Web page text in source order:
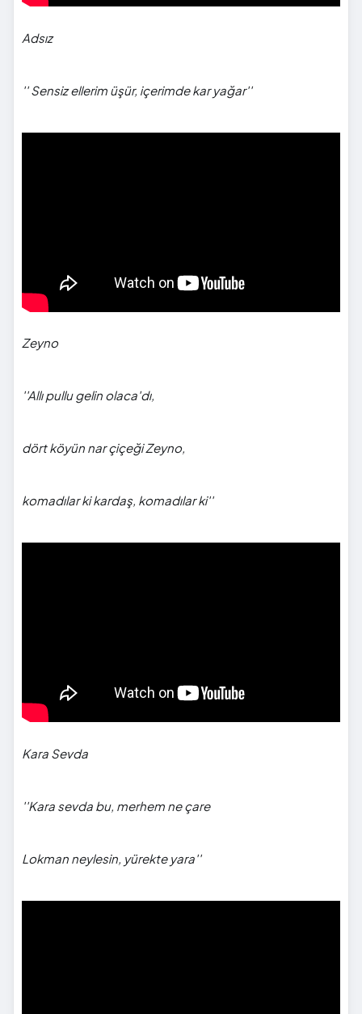
Adsız
'' Sensizellerim üşür, içerimde kar yağar''
Zeyno
''Allı pullu gelin olaca'dı,
dört köyün nar çiçeği Zeyno,
komadılar ki kardaş, komadılar ki''
Kara Sevda
''Kara sevda bu, merhem ne çare
Lokman neylesin, yürekte yara''